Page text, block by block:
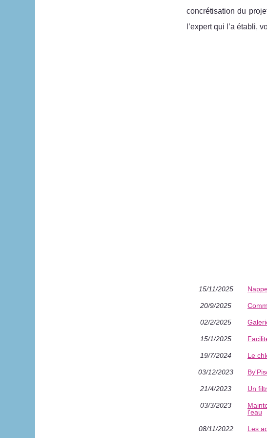
concrétisation du
l’expert qui l’a établi,
15/11/2025
20/9/2025
02/2/2025
15/1/2025
19/7/2024 Le
03/12/2023
21/4/2023 Un
03/3/2023
l'eau
08/11/2022 Les